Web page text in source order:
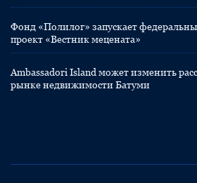
Фонд «Полилог» запускает
проект «Вестник мецената»
Ambassadori Island может изменить
рынке недвижимости Батуми